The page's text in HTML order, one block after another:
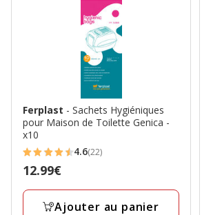
Ferplast - Sachets Hygiéniques
pour Maison de Toilette Genica -
x10
4.6
étoiles
avec
4.6(22)
Prix
12.99€
12.99€
Ajouter au panier